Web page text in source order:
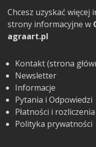
Chcesz uzyskać więcej
strony informacyjne w
agraart.pl
Kontakt (strona
Newsletter
Informacje
Pytania i Odpowiedzi
Płatności i rozliczenia
Polityka prywatności